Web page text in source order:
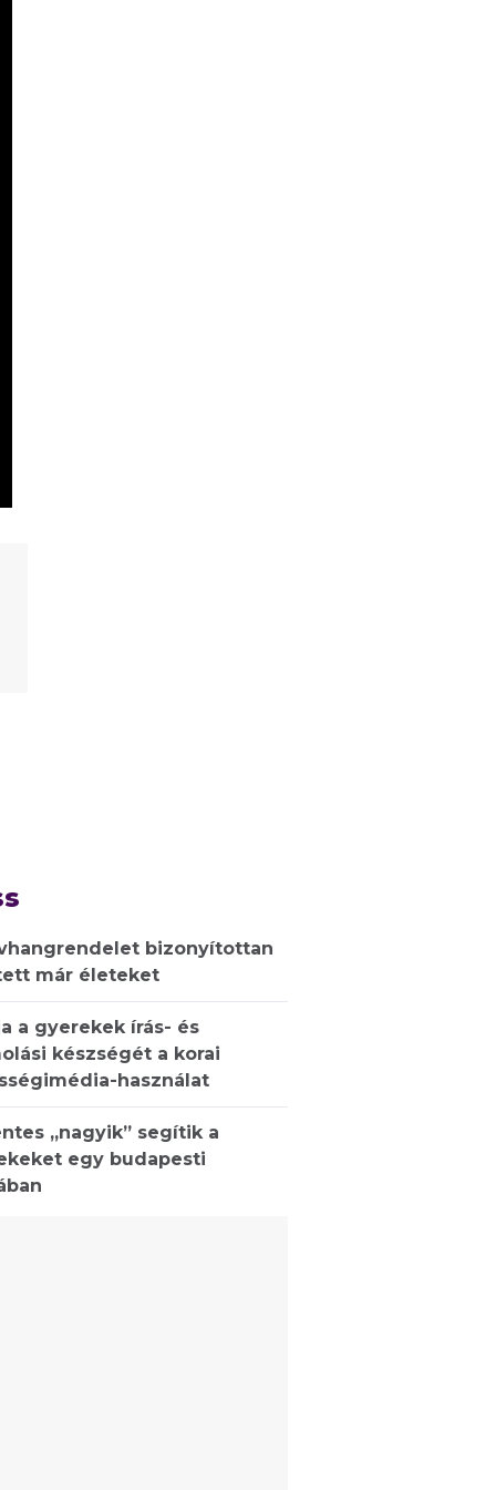
bizonyítottan
már életeket
a gyerekek írás- és
készségét a korai
használat
„nagyik” segítik a
egy budapesti